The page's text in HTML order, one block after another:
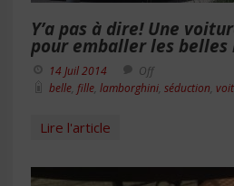
Y’a pas à dire! Une
pour emballer les belles
14 Juil 2014
Off
belle fille lamborghini séduction
Lire l'article